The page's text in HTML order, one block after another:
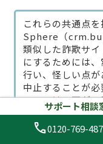
これらの共通点
Sphere（
類似した詐欺サ
にするためには
行い、怪しい点
中止することが
ョンでは、万が
対策について詳
サポート相談
call0120-769-487